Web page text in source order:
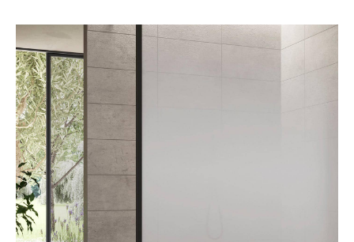
دیوایدر بدون فریم